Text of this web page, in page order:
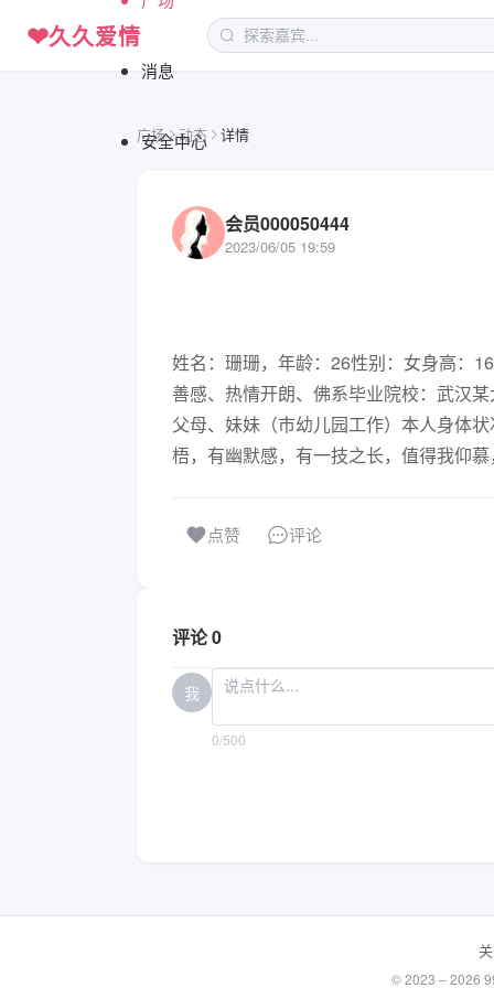
❤久久爱情
消息
安全中心
广场 动态 详情
会员000050444
2023/06/05 19:59
姓名：珊珊，年龄：26性别：女身高：
善感、热情开朗、佛系毕业院校：武汉
父母、妹妹（市幼儿园工作）本人身体
梧，有幽默感，有一技之长，值得我仰
点赞 评论
评论 0
我
0/500
© 2023 – 2026